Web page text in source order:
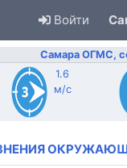
Войти
Самара ОГМС,
1.6
м/с